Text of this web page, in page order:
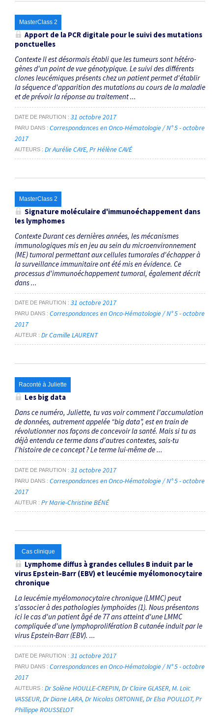
MasterClass 2
Apport de la PCR digitale pour le suivi des mutations
ponctuelles
Contexte Il est désormais établi que les tumeurs sont hétéro­
gènes d'un point de vue génotypique. Le suivi des différents
clones leucémiques présents chez un patient permet d'établir
la séquence d'apparition des mutations au cours de la maladie
et de prévoir la réponse au traitement ...
DATE DE PARUTION 31 octobre 2017
PARU DANS
Correspondances en Onco-Hématologie / N° 5 - octobre
2017
AUTEURS Dr Aurélie CAYE Pr Hélène CAVÉ
MasterClass 2
Signature moléculaire d'immunoéchappement dans
les lymphomes
Contexte Durant ces dernières années, les mécanismes
immunologiques mis en jeu au sein du microenvironnement
(ME) tumoral permettant aux cellules tumorales d'échapper à
la surveillance immunitaire ont été mis en évidence. Ce
processus d'immunoéchappement tumoral, également décrit
dans ...
DATE DE PARUTION 31 octobre 2017
PARU DANS
Correspondances en Onco-Hématologie / N° 5 - octobre
2017
AUTEUR Dr Camille LAURENT
Raconté à Juliette
Les big data
Dans ce numéro, Juliette, tu vas voir comment l'accumulation
de données, autrement appelée “big data”, est en train de
révolutionner nos façons de concevoir la santé. Mais si tu as
déjà entendu ce terme dans d'autres contextes, sais-tu
l'histoire de ce concept ? Le terme lui-même de ...
DATE DE PARUTION 31 octobre 2017
PARU DANS
Correspondances en Onco-Hématologie / N° 5 - octobre
2017
AUTEUR Pr Marie-Christine BÉNÉ
Cas clinique
Lymphome diffus à grandes cellules B induit par le
virus Epstein-Barr (EBV) et leucémie myélomonocytaire
chronique
La leucémie myélomonocytaire chronique (LMMC) peut
s'associer à des pathologies lymphoïdes (1). Nous présentons
ici le cas d'un patient âgé de 77 ans atteint d'une LMMC
compliquée d'une lymphoprolifération B cutanée induit par le
virus Epstein-Barr (EBV). ...
DATE DE PARUTION 31 octobre 2017
PARU DANS
Correspondances en Onco-Hématologie / N° 5 - octobre
2017
AUTEURS Dr Solène HOULLE-CREPIN Dr Claire GLASER M. Loïc
VASSEUR Dr Diane LARA Dr Nicolas ORTONNE Dr Elsa POULLOT Pr
Phillippe ROUSSELOT